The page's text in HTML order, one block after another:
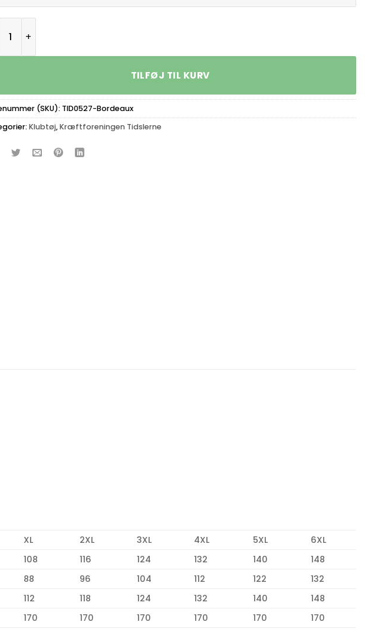
TILFØJ TIL KURV
(SKU): TID0527-Bordeaux
Klubtøj,Kræftforeningen Tidslerne
XL 2XL 3XL 4XL 5XL
6XL
108 116 124 132 140
148
88 96 104 112 122
132
112 118 124 132 140
148
170 170 170 170 170 170